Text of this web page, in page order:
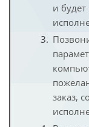
и
заказ,